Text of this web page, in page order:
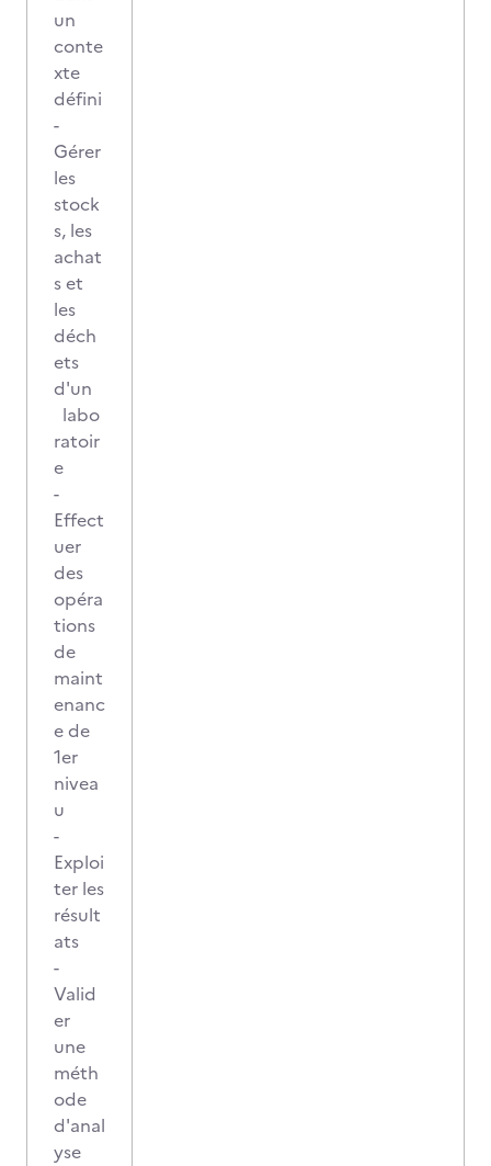
un
conte
xte
défini
-
Gérer
les
stock
s, les
achat
s et
les
déch
ets
d'un
labo
ratoir
e
-
Effect
uer
des
opéra
tions
de
maint
enanc
e de
1er
nivea
u
-
Exploi
ter les
résult
ats
-
Valid
er
une
méth
ode
d'anal
yse